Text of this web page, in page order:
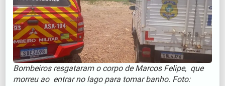
Bombeiros resgataram o corpo de Marcos Felipe, que
morreu ao entrar no lago para tomar banho. Foto: